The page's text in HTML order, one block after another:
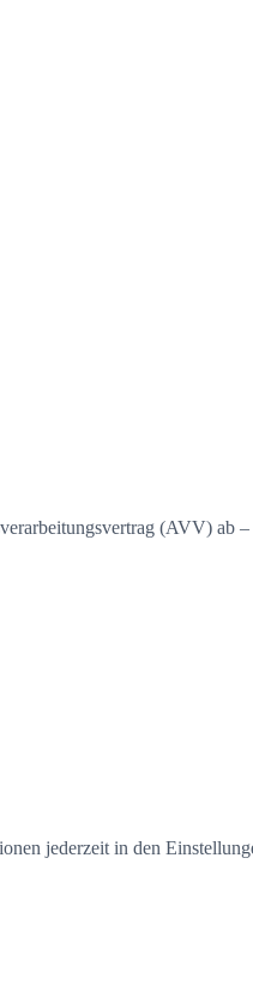
(AVV) ab
jederzeit in den